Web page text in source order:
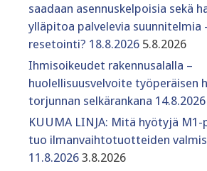
saadaan asennuskelpoisia sekä
ylläpitoa palvelevia suunnitelmia
resetointi? 18.8.2026 5.8.2026
Ihmisoikeudet rakennusalalla –
huolellisuusvelvoite työperäisen
torjunnan selkärankana 14.8.2026
KUUMA LINJA: Mitä hyötyjä
tuo ilmanvaihtotuotteiden
11.8.2026 3.8.2026